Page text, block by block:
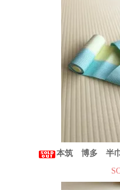
本筑 博多 半巾